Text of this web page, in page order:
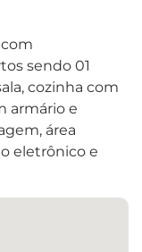
sendo 01
cozinha com
armário e
área
eletrônico e